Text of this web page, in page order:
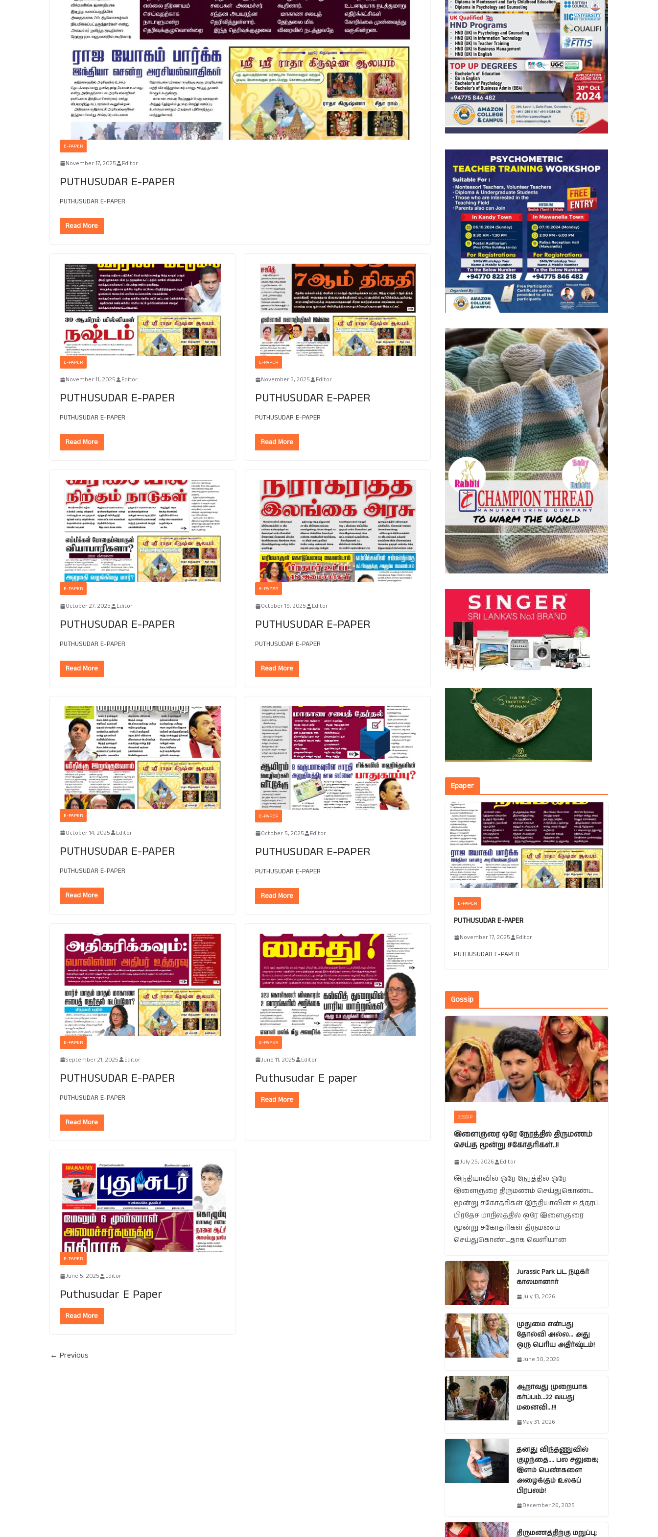
E-PAPER
November 17, 2025 Editor
PUTHUSUDAR E-PAPER
PUTHUSUDAR E-PAPER
Read More
E-PAPER
November 11, 2025 Editor
PUTHUSUDAR E-PAPER
PUTHUSUDAR E-PAPER
Read More
E-PAPER
November 3, 2025 Editor
PUTHUSUDAR E-PAPER
PUTHUSUDAR E-PAPER
Read More
E-PAPER
October 27, 2025 Editor
PUTHUSUDAR E-PAPER
PUTHUSUDAR E-PAPER
Read More
E-PAPER
October 19, 2025 Editor
PUTHUSUDAR E-PAPER
PUTHUSUDAR E-PAPER
Read More
E-PAPER
October 14, 2025 Editor
PUTHUSUDAR E-PAPER
PUTHUSUDAR E-PAPER
Read More
E-PAPER
October 5, 2025 Editor
PUTHUSUDAR E-PAPER
PUTHUSUDAR E-PAPER
Read More
E-PAPER
September 21, 2025 Editor
PUTHUSUDAR E-PAPER
PUTHUSUDAR E-PAPER
Read More
E-PAPER
June 11, 2025 Editor
Puthusudar E paper
Read More
E-PAPER
June 5, 2025 Editor
Puthusudar E Paper
Read More
← Previous
Epaper
E-PAPER
PUTHUSUDAR E-PAPER
November 17, 2025 Editor
PUTHUSUDAR E-PAPER
Gossip
GOSSIP
இளைஞரை ஒரே நேரத்தில் திருமணம்
செய்த மூன்று சகோதரிகள்..!!
July 25, 2026 Editor
இந்தியாவில் ஒரே நேரத்தில் ஒரே
இளைஞரை திருமணம் செய்துகொண்ட
மூன்று சகோதரிகள் இந்தியாவின் உத்தரப்
பிரதேச மாநிலத்தில் ஒரே இளைஞரை
மூன்று சகோதரிகள் திருமணம்
செய்துகொண்டதாக வெளியான
Jurassic Park பட நடிகர்
காலமானார்
July 13, 2026
முதுமை என்பது
தோல்வி அல்ல… அது
ஒரு பெரிய அதிர்ஷ்டம்!
June 30, 2026
ஆறாவது முறையாக
கர்ப்பம்…22 வயது
மனைவி…!!!
May 31, 2026
தனது விந்தணுவில்
குழந்தை…. பல சலுகை;
இளம் பெண்களை
அழைக்கும் உலகப்
பிரபலம்!
December 26, 2025
திருமணத்திற்கு மறுப்பு;